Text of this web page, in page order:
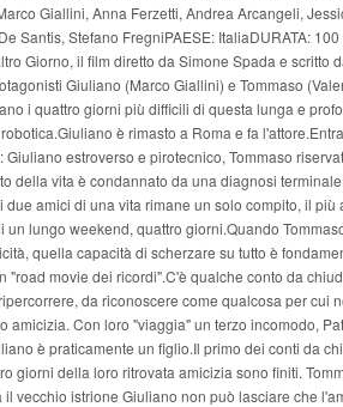
Giallini, Anna Ferzetti, Andrea Arcangeli,
Santis, Stefano FregniPAESE: ItaliaDURATA:
Giorno, il film diretto da Simone Spada e scritto
Giuliano (Marco Giallini) e Tommaso
i quattro giorni più difficili di questa lunga e
è rimasto a Roma e fa
Giuliano estroverso e pirotecnico, Tommaso
della vita è condannato da una diagnosi
due amici di una vita rimane un solo compito, il
un lungo weekend, quattro giorni.Quando
quella capacità di scherzare su tutto è
"road movie dei ricordi".C'è qualche conto da
da riconoscere come qualcosa per cui
amicizia. Con loro "viaggia" un terzo incomodo,
è praticamente un figlio.Il primo dei conti da
giorni della loro ritrovata amicizia sono finiti.
il vecchio istrione Giuliano non può lasciare che